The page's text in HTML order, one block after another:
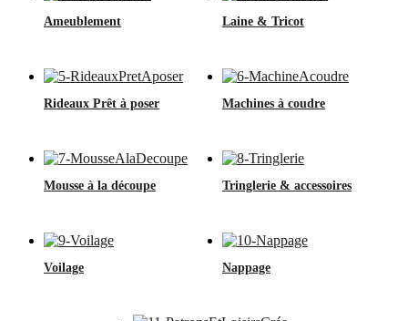
Ameublement Laine & Tricot
Rideaux Prêt à poser Machines à coudre
Mousse à la découpe Tringlerie & accessoires
Voilage Nappage